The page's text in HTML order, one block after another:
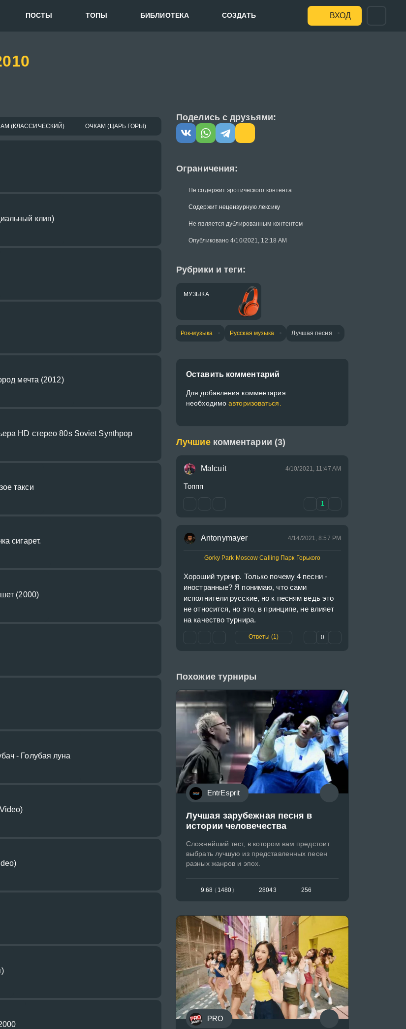
ПОСТЫ ТОПЫ БИБЛИОТЕКА СОЗДАТЬ ВХОД
(КЛАССИЧЕСКИЙ) ОЧКАМ (ЦАРЬ ГОРЫ)
клип)
мечта (2012)
HD стерео 80s Soviet Synthpop
такси
сигарет.
(2000)
- Голубая луна
Поделись с друзьями:
Ограничения:
Не содержит эротического контента
Содержит нецензурную лексику
Не является дублированным контентом
Опубликовано 4/10/2021, 12:18 AM
Рубрики и теги:
МУЗЫКА
Рок-музыка Русская музыка Лучшая песня
Оставить комментарий
Для добавления комментария
необходимоавторизоваться.
Лучшие комментарии (3)
Malcuit 4/10/2021, 11:47 AM
Топпп
1
Antonymayer 4/14/2021, 8:57 PM
Gorky Park Moscow Calling Парк Горького
Хороший турнир. Только почему 4 песни -
иностранные? Я понимаю, что сами
исполнители русские, но к песням ведь это
не относится, но это, в принципе, не влияет
на качество турнира.
Ответы (1) 0
Похожие турниры
EntrEsprit
Лучшая зарубежная песня в
истории человечества
Сложнейший тест, в котором вам предстоит
выбрать лучшую из представленных песен
разных жанров и эпох.
9.68 ( 1480) 28043 256
PRO